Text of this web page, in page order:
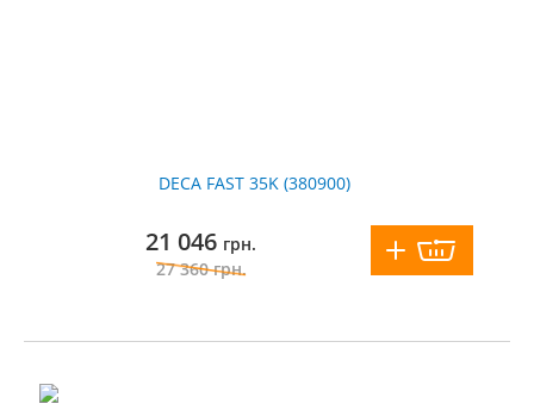
DECA FAST 35K (380900)
21 046 грн.
27 360грн.